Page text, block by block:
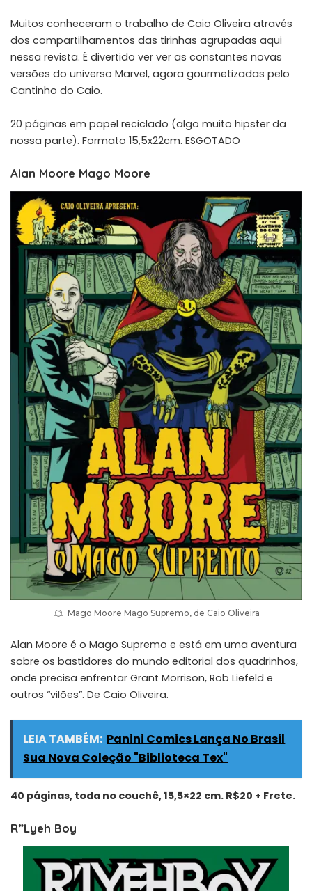
Muitos conheceram o trabalho de Caio Oliveira através
dos compartilhamentos das tirinhas agrupadas aqui
nessa revista. É divertido ver ver as constantes novas
versões do universo Marvel, agora gourmetizadas pelo
Cantinho do Caio.
20 páginas em papel reciclado (algo muito hipster da
nossa parte). Formato 15,5x22cm. ESGOTADO
Alan Moore Mago Moore
Mago Moore Mago Supremo, de Caio Oliveira
Alan Moore é o Mago Supremo e está em uma aventura
sobre os bastidores do mundo editorial dos quadrinhos,
onde precisa enfrentar Grant Morrison, Rob Liefeld e
outros “vilões”. De Caio Oliveira.
LEIA TAMBÉM: Panini Comics Lança No Brasil
Sua Nova Coleção "Biblioteca Tex"
40 páginas, toda no couchê, 15,5×22 cm. R$20 + Frete.
R”Lyeh Boy